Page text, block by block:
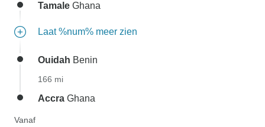
Tamale Ghana
Laat %num% meer zien
Ouidah Benin
166 mi
Accra Ghana
Vanaf